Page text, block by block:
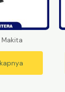
Makita